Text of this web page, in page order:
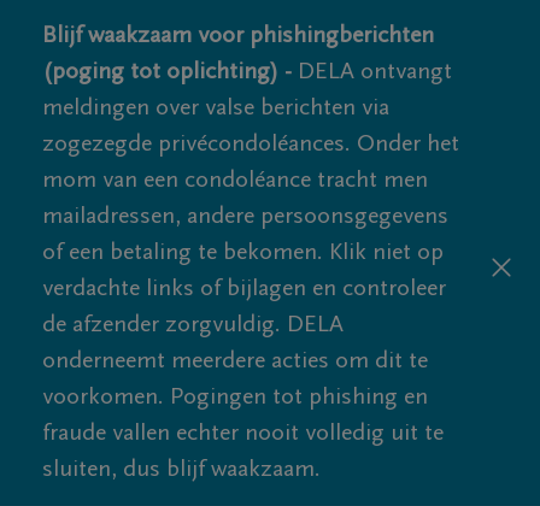
Blijf waakzaam voor phishingberichten
(poging tot oplichting) - DELA ontvangt
meldingen over valse berichten via
zogezegde privécondoléances. Onder het
mom van een condoléance tracht men
mailadressen, andere persoonsgegevens
of een betaling te bekomen. Klik niet op
verdachte links of bijlagen en controleer
de afzender zorgvuldig. DELA
onderneemt meerdere acties om dit te
voorkomen. Pogingen tot phishing en
fraude vallen echter nooit volledig uit te
sluiten, dus blijf waakzaam.